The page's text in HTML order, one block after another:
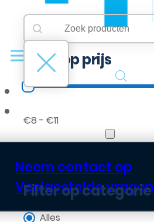
B2B Portaal
Neem contact op
Veelgestelde vragen
Searchbar
Search content
Filter op prijs
Filter op prijs
€8 - €11
Filter op categorie
Alles